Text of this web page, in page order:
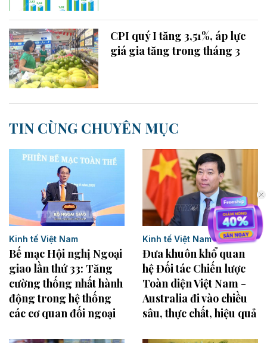
CPI quý I tăng 3,51%, áp lực
giá gia tăng trong tháng 3
TIN CÙNG CHUYÊN MỤC
Kinh tế Việt Nam
Bế mạc Hội nghị Ngoại
giao lần thứ 33: Tăng
cường thống nhất hành
động trong hệ thống
các cơ quan đối ngoại
Kinh tế Việt Nam
Đưa khuôn khổ quan
hệ Đối tác Chiến lược
Toàn diện Việt Nam -
Australia đi vào chiều
sâu, thực chất, hiệu quả